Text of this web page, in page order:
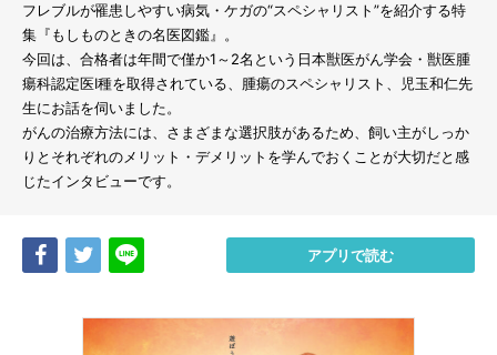
フレブルが罹患しやすい病気・ケガの“スペシャリスト”を紹介する特
集『もしものときの名医図鑑』。
今回は、合格者は年間で僅か1～2名という日本獣医がん学会・獣医腫
瘍科認定医I種を取得されている、腫瘍のスペシャリスト、児玉和仁先
生にお話を伺いました。
がんの治療方法には、さまざまな選択肢があるため、飼い主がしっか
りとそれぞれのメリット・デメリットを学んでおくことが大切だと感
じたインタビューです。
Share Tweet アプリで読む